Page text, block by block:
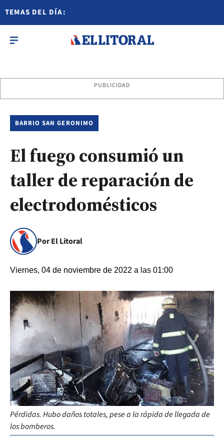
TEMAS DEL DÍA:
PUBLICIDAD
BARRIO SAN GERONIMO
El fuego consumió un
taller de reparación de
electrodomésticos
Por El Litoral
Viernes, 04 de noviembre de 2022 a las 01:00
Pérdidas. Hubo daños totales, pese a la rápida de llegada de
los bomberos.